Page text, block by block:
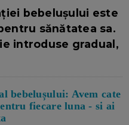
bebelușului este
sănătatea sa.
introduse gradual,
bebelușului: Avem cate
fiecare luna - si ai